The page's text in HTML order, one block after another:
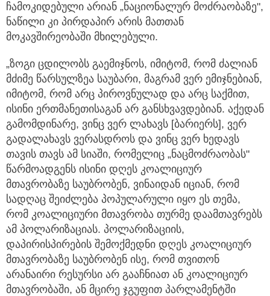
ჩამოკიდებული არიან „ნაციონალურ მოძრაობაზე",
ნაწილი კი პირდაპირ არის მათთან
მოკავშირეობაში მხილებული.
„ზოგი ცდილობს გაემიჯნოს, იმიტომ, რომ ძალიან
მძიმე წარსულზეა საუბარი, მაგრამ ვერ ემიჯნებიან,
იმიტომ, რომ არც პიროვნულად და არც საქმით,
ისინი ერთმანეთისაგან არ განსხვავდებიან. აქედან
გამომდინარე, ვინც ვერ ლახავს [ბარიერს], ვერ
გადალახავს ვერასდროს და ვინც ვერ ხედავს
თავის თავს ამ სიაში, რომელიც „ნაცმოძრაობას"
წარმოადგენს ისინი დღეს კოალიციურ
მთავრობაზე საუბრობენ, ვინაიდან იციან, რომ
სადღაც შეიძლება პოპულარული იყო ეს თემა,
რომ კოალიციური მთავრობა თურმე დაამთავრებს
ამ პოლარიზაციას. პოლარიზაციის,
დაპირისპირების შემოქმედნი დღეს კოალიციურ
მთავრობაზე საუბრობენ ისე, რომ თვითონ
არანაირი რესურსი არ გააჩნიათ ან კოალიციურ
მთავრობაში, ან მცირე ჯგუფით პარლამენტში